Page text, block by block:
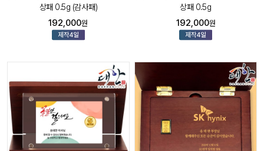
상패 0.5g (감사패)
192,000원
상패 0.5g
192,000원